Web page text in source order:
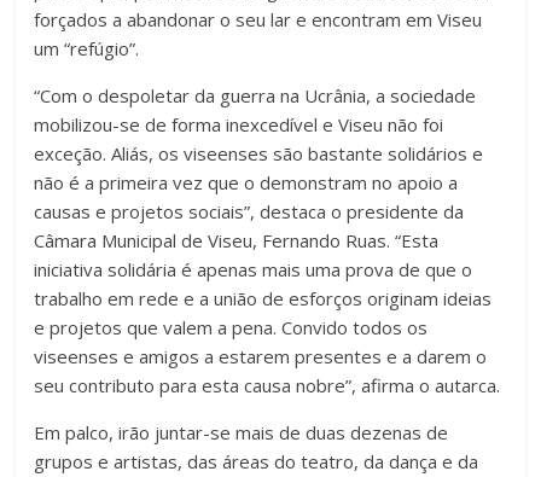
forçados a abandonar o seu lar e encontram em Viseu
um “refúgio”.
“Com o despoletar da guerra na Ucrânia, a sociedade
mobilizou-se de forma inexcedível e Viseu não foi
exceção. Aliás, os viseenses são bastante solidários e
não é a primeira vez que o demonstram no apoio a
causas e projetos sociais”, destaca o presidente da
Câmara Municipal de Viseu, Fernando Ruas. “Esta
iniciativa solidária é apenas mais uma prova de que o
trabalho em rede e a união de esforços originam ideias
e projetos que valem a pena. Convido todos os
viseenses e amigos a estarem presentes e a darem o
seu contributo para esta causa nobre”, afirma o autarca.
Em palco, irão juntar-se mais de duas dezenas de
grupos e artistas, das áreas do teatro, da dança e da